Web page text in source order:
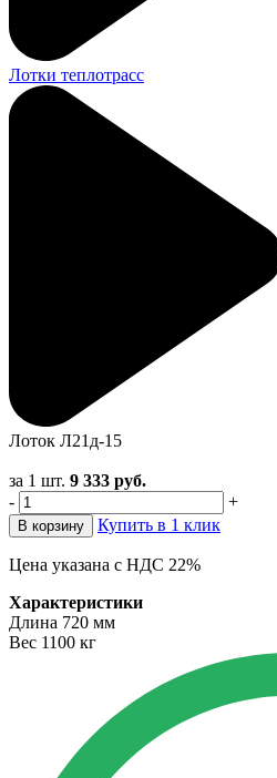
Лотки теплотрасс
Лоток Л21д-15
за 1 шт. 9 333 руб.
-
+
В корзину Купить в 1 клик
Цена указана с НДС 22%
Характеристики
Длина 720 мм
Вес 1100 кг